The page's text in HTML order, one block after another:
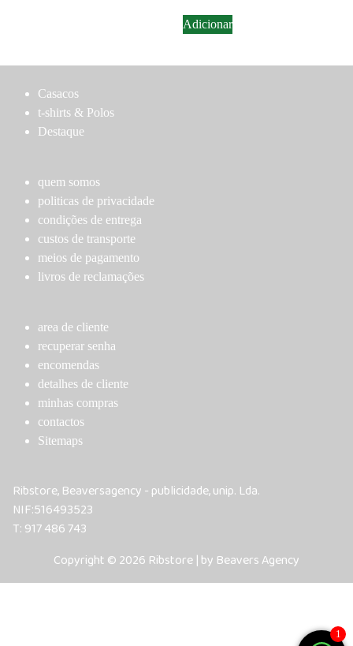
The
may
the
product
page
Adicionar
Casacos
t-shirts & Polos
Destaque
quem somos
politicas de privacidade
condições de entrega
custos de transporte
meios de pagamento
livros de reclamações
area de cliente
recuperar senha
encomendas
detalhes de cliente
minhas compras
contactos
Sitemaps
Ribstore, Beaversagency - publicidade, unip. Lda.
NIF:516493523
T: 917 486 743
Copyright © 2026 Ribstore | by Beavers Agency
1